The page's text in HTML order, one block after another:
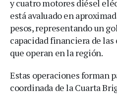
y cuatro motores diésel
está avaluado en
pesos, representando un
capacidad financiera de
que operan en la región.
Estas operaciones forman
coordinada de la Cuarta